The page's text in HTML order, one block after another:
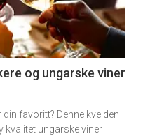
og ungarske viner
favoritt? Denne kvelden
kvalitet ungarske viner